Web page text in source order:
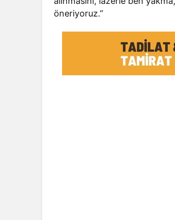
öneriyoruz.”